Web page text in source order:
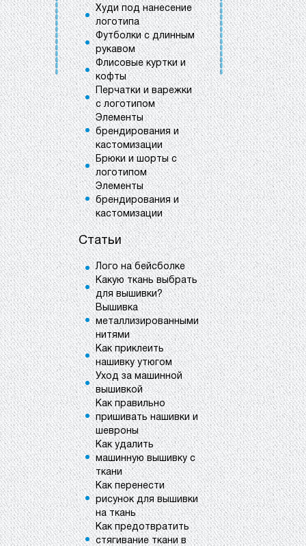
Худи под нанесение
логотипа
Футболки с длинным
рукавом
Флисовые куртки и
кофты
Перчатки и варежки
с логотипом
Элементы
брендирования и
кастомизации
Брюки и шорты с
логотипом
Элементы
брендирования и
кастомизации
Статьи
Лого на бейсболке
Какую ткань выбрать
для вышивки?
Вышивка
металлизированными
нитями
Как приклеить
нашивку утюгом
Уход за машинной
вышивкой
Как правильно
пришивать нашивки и
шевроны
Как удалить
машинную вышивку с
ткани
Как перенести
рисунок для вышивки
на ткань
Как предотвратить
стягивание ткани в